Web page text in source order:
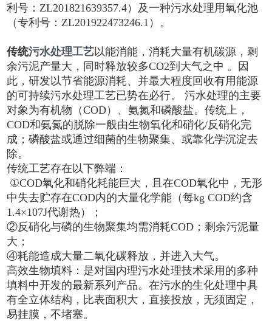
利号：ZL201821639357.4）及一种污水处理用氧化池
（专利号：ZL201922473246.1）。
传统污水处理工艺以能消能，消耗大量有机碳源，剩
余污泥产量大，同时释放较多CO2到大气之中 。因
此，研发以节省能源消耗、并最大程度回收有用能源
的可持续污水处理工艺已势在必行。 污水处理的主要
对象为有机物（COD）、氨氮和磷酸盐。传统上，
COD和氨氮的脱除一般由生物氧化和硝化/反硝化完
成；磷酸盐或通过细菌的生物聚集、或靠化学沉淀去
除。
传统工艺存在以下弊端：
①COD氧化和硝化耗能巨大，且在COD氧化中，无形
中失去贮存在COD内的大量化学能（每kg COD约含
1.4×107J代谢热）；
②反硝化与磷的生物聚集均需消耗COD；剩余污泥量
大；
④耗能造成大量二氧化碳释放，并进入大气。
高效生物填料：是对国内理污水处理技术采用的多种
填料中开发的最新系列产品。在污水的生化处理中具
有全立体结构，比表面积大，直接投放，无须固定，
易挂膜，不堵塞。